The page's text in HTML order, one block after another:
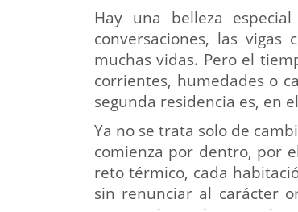
Hay una belleza
conversaciones, las
muchas vidas. Pero el
corrientes, humedades o
segunda residencia es, en
Ya no se trata solo de
comienza por dentro, por
reto térmico, cada
sin renunciar al carácter